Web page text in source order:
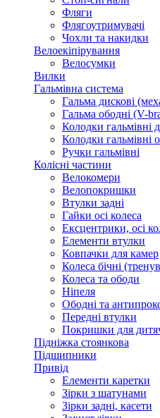
Фляги
Флягоутримувачі
Чохли та накидки
Велоекіпірування
Велосумки
Вилки
Гальмівна система
Гальма дискові
Гальма ободні (V-
Колодки гальмівні
Колодки гальмівні
Ручки гальмівні
Колісні частини
Велокомери
Велопокришки
Втулки задні
Гайки осі колеса
Ексцентрики, осі
Елементи втулки
Ковпачки для камер
Колеса бічні
Колеса та ободи
Ніпеля
Ободні та
Передні втулки
Покришки для
Підніжка стоянкова
Підшипники
Привід
Елементи каретки
Зірки з шатунами
Зірки задні, касети